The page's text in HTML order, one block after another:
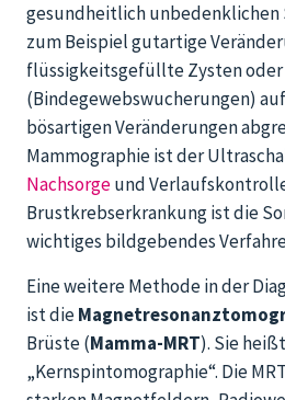
gesundheitlich unbedenklichen
zum Beispiel gutartige
flüssigkeitsgefüllte Zysten
(Bindegewebswucherungen)
bösartigen Veränderungen
Mammographie ist der
Nachsorgeund
Brustkrebserkrankung ist die
wichtiges bildgebendes
Eine weitere Methode in der
ist die
Brüste (Mamma-MRT). Sie
„Kernspintomographie“. Die